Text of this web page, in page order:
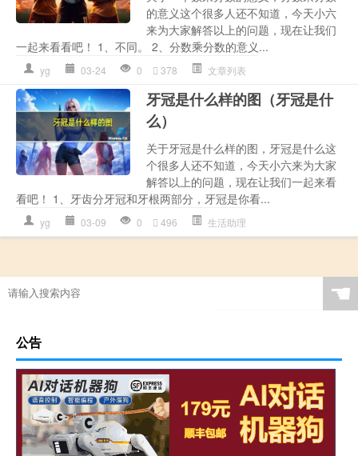
的意义这个很多人还不知道，今天小六
来为大家解答以上的问题，现在让我们
一起来看看吧！ 1、不同。 2、分数乘分数的意义...
yg 03-24 0 378 文章列表
牙冠是什么样的图（牙冠是什
么）
关于牙冠是什么样的图，牙冠是什么这
个很多人还不知道，今天小六来为大家
解答以上的问题，现在让我们一起来看
看吧！ 1、牙齿分牙冠和牙根两部分，牙冠是你看...
yg 03-09 0 496 生活助理
☚
公告